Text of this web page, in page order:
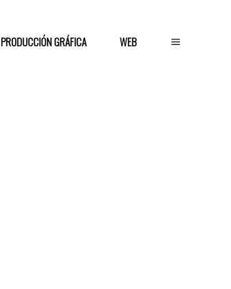
PRODUCCIÓN GRÁFICA WEB